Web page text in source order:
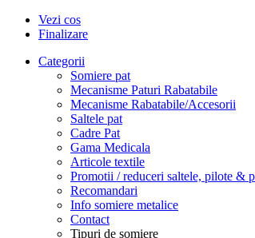
Vezi cos
Finalizare
Categorii
Somiere pat
Mecanisme Paturi Rabatabile
Mecanisme Rabatabile/Accesorii
Saltele pat
Cadre Pat
Gama Medicala
Articole textile
Promotii / reduceri saltele, pilote &
Recomandari
Info somiere metalice
Contact
Tipuri de somiere